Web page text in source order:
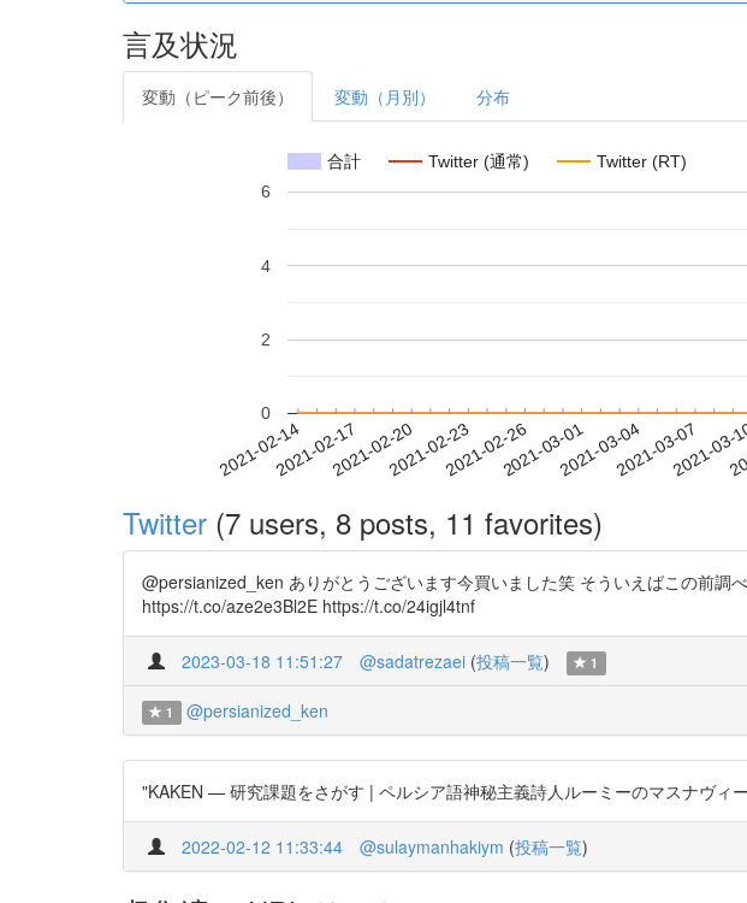
言及状況
変動（ピーク前後） 変動（月別） 分布
合計 Twitter (通常) Twitter (RT)
2021-02-142021-02-172021-02-202021-02-232021-02-262021-03-012021-03-042021-03-07
2021-
0
2
4
6
Twitter (7 users, 8 posts, 11 favorites)
@persianized_ken ありがとうございます今買いました笑 そういえばこの前
https://t.co/aze2e3Bl2E https://t.co/24igjl4tnf
2023-03-18 11:51:27 @sadatrezaei (投稿一覧) 1
1 @persianized_ken
"KAKEN — 研究課題をさがす | ペルシア語神秘主義詩人ルーミーのマスナヴ
2022-02-12 11:33:44 @sulaymanhakiym (投稿一覧)